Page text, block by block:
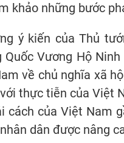
khảo những bước
ý kiến của Thủ
Quốc Vương Hộ
về chủ nghĩa xã
thực tiễn của Việt
cách của Việt Nam
dân được nâng